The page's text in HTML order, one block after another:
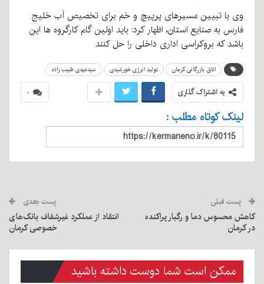
وی با تبیین مسیرهای پرپیچ و خم برای تخصیص آب خلیج
فارس به صنایع استان، اظهار کرد: باید اولین گام کارگروه ها این
باشد که بروکراسی اداری داخلی را حل کنند.
اتاق بازرگانی کرمان تولید انرژی خورشیدی سیدمهدی طبیب زاده
۰ به اشتراک گذاری
لینک کوتاه مطلب :
پست قبلی
کاهش محسوس دما و رگبار پراکنده
در کرمان
پست بعدی
انتقاد از عملکرد غیرشفاف بانک‌های
خصوصی کرمان
ممکن است شما دوست داشته باشید